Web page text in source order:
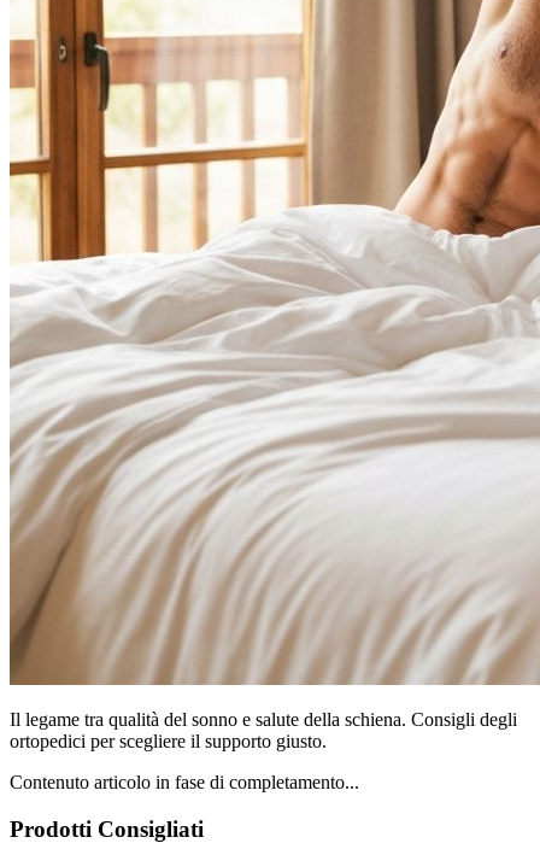
Il legame tra qualità del sonno e salute della schiena. Consigli degli
ortopedici per scegliere il supporto giusto.
Contenuto articolo in fase di completamento...
Prodotti Consigliati